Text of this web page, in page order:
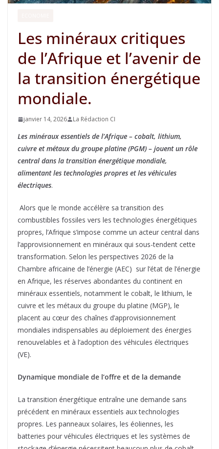
Les minéraux critiques
de l’Afrique et l’avenir de
la transition énergétique
mondiale.
janvier 14, 2026 La Rédaction CI
Les minéraux essentiels de l’Afrique – cobalt, lithium,
cuivre et métaux du groupe platine (PGM) – jouent un rôle
central dans la transition énergétique mondiale,
alimentant les technologies propres et les véhicules
électriques.
Alors que le monde accélère sa transition des
combustibles fossiles vers les technologies énergétiques
propres, l’Afrique s’impose comme un acteur central dans
l’approvisionnement en minéraux qui sous-tendent cette
transformation. Selon les perspectives 2026 de la
Chambre africaine de l’énergie (AEC) sur l’état de l’énergie
en Afrique, les réserves abondantes du continent en
minéraux essentiels, notamment le cobalt, le lithium, le
cuivre et les métaux du groupe du platine (MGP), le
placent au cœur des chaînes d’approvisionnement
mondiales indispensables au déploiement des énergies
renouvelables et à l’adoption des véhicules électriques
(VE).
Dynamique mondiale de l’offre et de la demande
La transition énergétique entraîne une demande sans
précédent en minéraux essentiels aux technologies
propres. Les panneaux solaires, les éoliennes, les
batteries pour véhicules électriques et les systèmes de